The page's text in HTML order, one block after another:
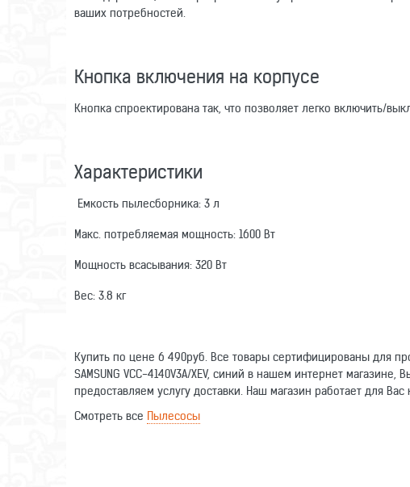
ваших потребностей.
Кнопка включения на корпусе
Кнопка спроектирована так, что позволяет легко включить/
Характеристики
Емкость пылесборника: 3 л
Макс. потребляемая мощность: 1600 Вт
Мощность всасывания: 320 Вт
Вес: 3.8 кг
Купить по цене 6 490руб. Все товары сертифицированы для
SAMSUNG VCC-4140V3A/XEV, синий в нашем интернет
предоставляем услугу доставки. Наш магазин работает для
Смотреть все Пылесосы